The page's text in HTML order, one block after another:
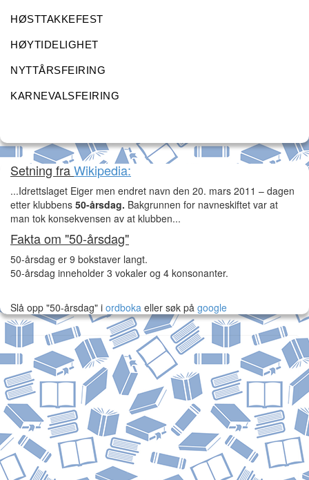
HØSTTAKKEFEST
HØYTIDELIGHET
NYTTÅRSFEIRING
KARNEVALSFEIRING
Setning fraWikipedia:
...Idrettslaget Eiger men endret navn den 20. mars 2011 – dagen
etter klubbens 50-årsdag. Bakgrunnen for navneskiftet var at
man tok konsekvensen av at klubben...
Fakta om "50-årsdag"
50-årsdag er 9 bokstaver langt.
50-årsdag inneholder 3 vokaler og 4 konsonanter.
Slå opp "50-årsdag" i ordboka eller søk på google